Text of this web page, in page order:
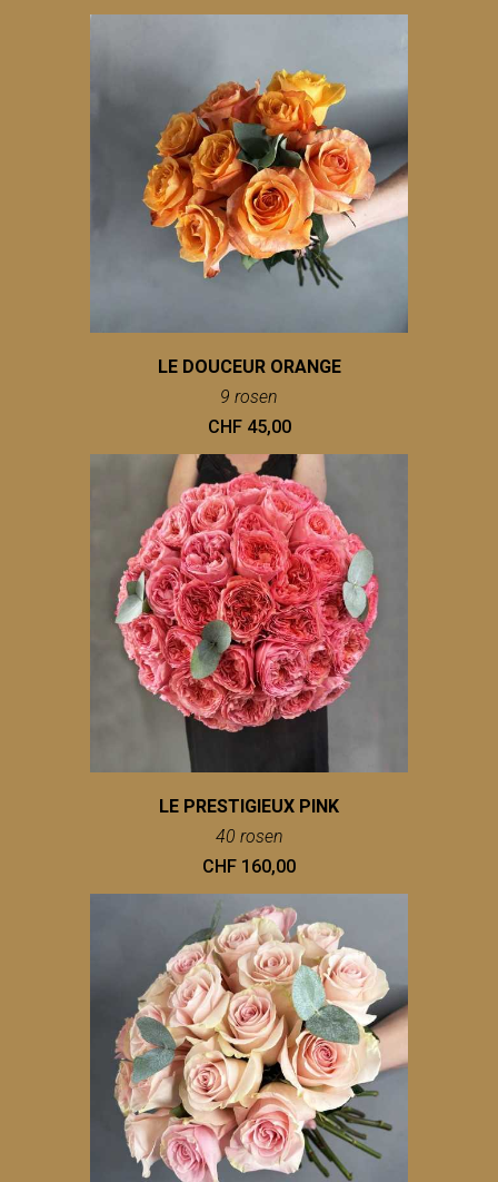
LE DOUCEUR ORANGE
9 rosen
CHF 45,00
LE PRESTIGIEUX PINK
40 rosen
CHF 160,00